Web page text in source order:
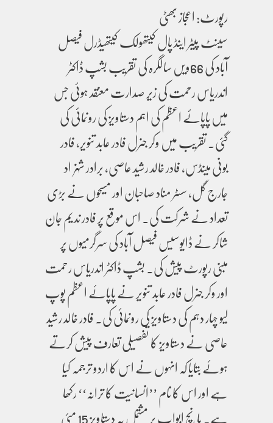
رپورٹ: اعجاز بھٹی
سینٹ پیٹر اینڈ پال کیتھولک کیتھیڈرل فیصل
آباد کی 66ویں سالگرہ کی تقریب بشپ ڈاکٹر
اندریاس رحمت کی زیر صدارت معنقد ہوئی جس
میں پاپائے اعظم کی اہم دستاویز کی رونمائی کی
گئی۔ تقریب میں وکر جنرل فادر عابد تنویر، فادر
بونی مینڈس، فادر خالد رشید عاصی، برادر شہزاد
جارج گل، سسٹر مناد صاحبان اور مسیحوں نے بڑی
تعداد نے شرکت کی۔ اس موقع پر فادر ندیم جان
شاکر نے ڈایوسیس فیصل آباد کی سرگرمیوں پر
مبنی رپورٹ پیش کی۔ بشپ ڈاکٹر اندریاس رحمت
اور وکر جنرل فادر عابد تنویر نے پاپائے اعظم پوپ
لیو چہار دہم کی دستاویز کی رونمائی کی۔ فادر خالد رشید
عاصی نے دستاویز کا تفصیلی تعارف پیش کرتے
ہوئے بتایا کہ انہوں نے اس کا اردو ترجمہ کیا
ہے اور اس کا نام ’’انسانیت کا ترانہ‘‘ رکھا